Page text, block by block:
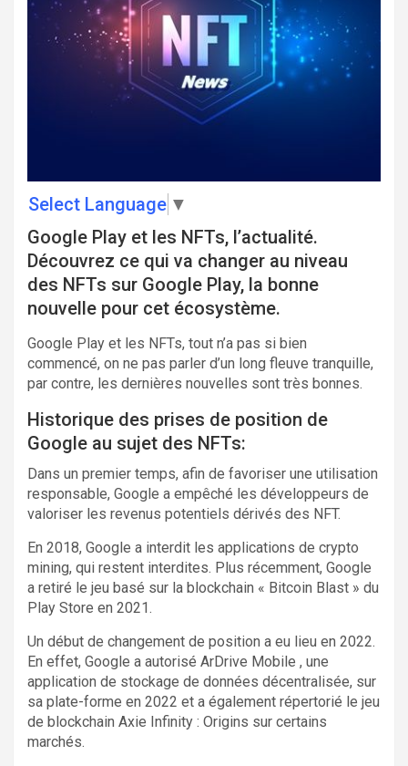
Select Language ▼
Google Play et les NFTs, l’actualité.
Découvrez ce qui va changer au niveau
des NFTs sur Google Play, la bonne
nouvelle pour cet écosystème.
Google Play et les NFTs, tout n’a pas si bien
commencé, on ne pas parler d’un long fleuve tranquille,
par contre, les dernières nouvelles sont très bonnes.
Historique des prises de position de
Google au sujet des NFTs:
Dans un premier temps, afin de favoriser une utilisation
responsable, Google a empêché les développeurs de
valoriser les revenus potentiels dérivés des NFT.
En 2018, Google a interdit les applications de crypto
mining, qui restent interdites. Plus récemment, Google
a retiré le jeu basé sur la blockchain « Bitcoin Blast » du
Play Store en 2021.
Un début de changement de position a eu lieu en 2022.
En effet, Google a autorisé ArDrive Mobile , une
application de stockage de données décentralisée, sur
sa plate-forme en 2022 et a également répertorié le jeu
de blockchain Axie Infinity : Origins sur certains
marchés.